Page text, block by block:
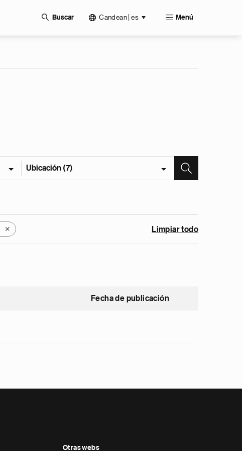
Buscar Candean | es Menú
Ubicación (7)
X Limpiar todo
Fecha de publicación
Otras webs